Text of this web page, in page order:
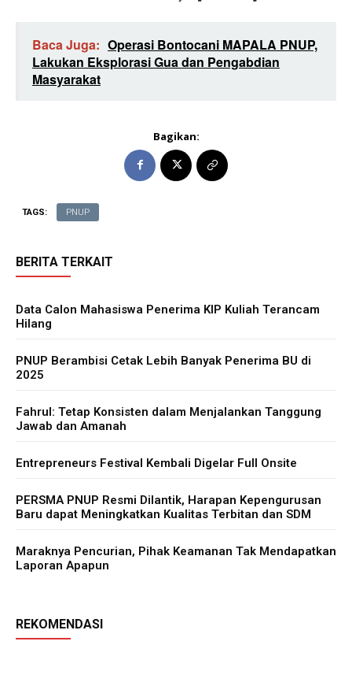
Baca Juga: Operasi Bontocani MAPALA PNUP,
Lakukan Eksplorasi Gua dan Pengabdian
Masyarakat
Bagikan:
TAGS: PNUP
BERITA TERKAIT
Data Calon Mahasiswa Penerima KIP Kuliah Terancam
Hilang
PNUP Berambisi Cetak Lebih Banyak Penerima BU di
2025
Fahrul: Tetap Konsisten dalam Menjalankan Tanggung
Jawab dan Amanah
Entrepreneurs Festival Kembali Digelar Full Onsite
PERSMA PNUP Resmi Dilantik, Harapan Kepengurusan
Baru dapat Meningkatkan Kualitas Terbitan dan SDM
Maraknya Pencurian, Pihak Keamanan Tak Mendapatkan
Laporan Apapun
REKOMENDASI